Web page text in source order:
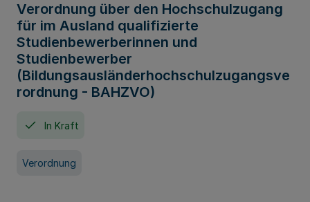
Verordnung über den Hochschulzugang
für im Ausland qualifizierte
Studienbewerberinnen und
Studienbewerber
(Bildungsausländerhochschulzugangsve
rordnung - BAHZVO)
In Kraft
Verordnung